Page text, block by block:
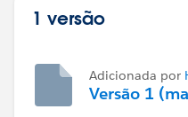
1 versão
Adicionada por
Versão 1